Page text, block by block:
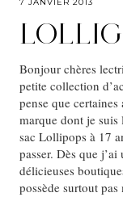
Bonjour chères
petite collection
pense que
marque dont je suis
sac Lollipops à 17
passer. Dès que
délicieuses
possède surtout